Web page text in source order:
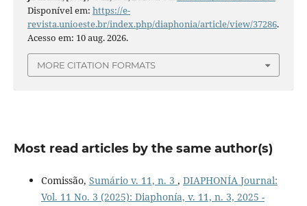
Disponível em: https://e-
revista.unioeste.br/index.php/diaphonia/article/view/37286.
Acesso em: 10 aug. 2026.
MORE CITATION FORMATS
Most read articles by the same author(s)
Comissão, Sumário v. 11, n. 3 , DIAPHONÍA Journal:
Vol. 11 No. 3 (2025): Diaphonía, v. 11, n. 3, 2025 -